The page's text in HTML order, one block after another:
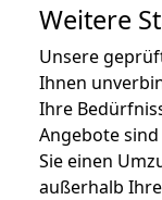
Weitere
Unsere
Ihnen
Ihre
Angebote
Sie einen
außerhalb